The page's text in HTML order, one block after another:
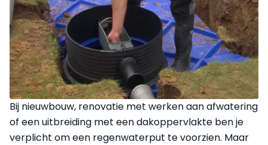
Bij nieuwbouw, renovatie met werken aan afwatering
of een uitbreiding met een dakoppervlakte ben je
verplicht om een regenwaterput te voorzien. Maar